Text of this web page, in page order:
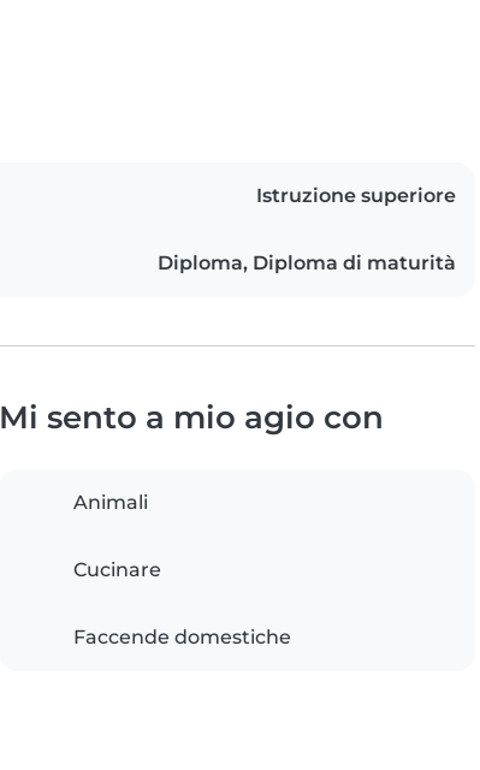
Istruzione superiore
Diploma, Diploma di maturità
Mi sento a mio agio con
Animali
Cucinare
Faccende domestiche